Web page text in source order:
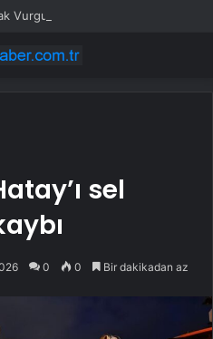
Vurgusu
sel
0 0 Bir dakikadan az